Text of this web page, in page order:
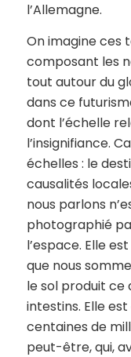
l’Allemagne.
On imagine ces
composant les
tout autour du
dans ce
dont l’échelle
l’insignifiance.
échelles : le
causalités
nous parlons
photographié
l’espace. Elle
que nous
le sol produit ce
intestins. Elle
centaines de
peut-être, qui,